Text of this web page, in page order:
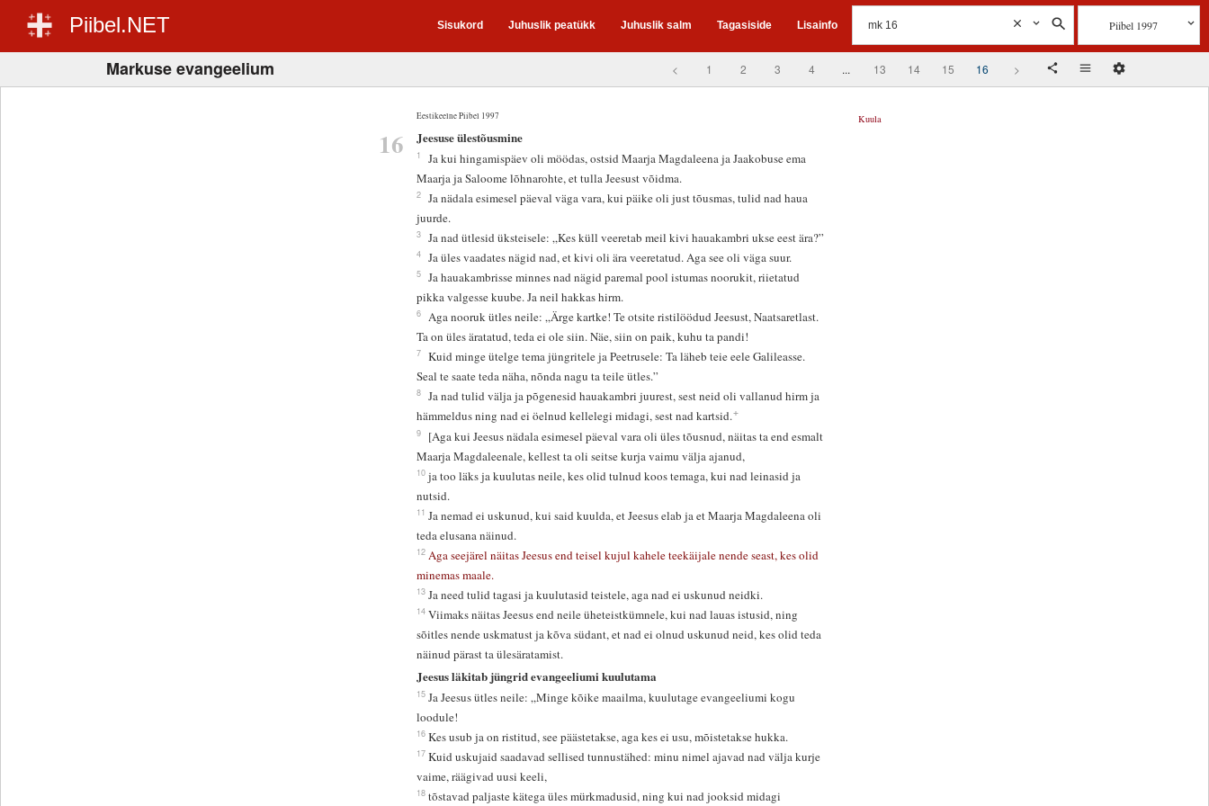
Piibel.NET Sisukord Juhuslik peatükk Juhuslik salm Tagasiside Lisainfo Piibel 1997
Markuse evangeelium < 1 2 3 4 ... 13 14 15 16 >
Eestikeelne Piibel 1997
16
Kuula
Jeesuse ülestõusmine
1
Ja kui hingamispäev oli möödas, ostsid Maarja Magdaleena ja Jaakobuse ema
Maarja ja Saloome lõhnarohte, et tulla Jeesust võidma.
2
Ja nädala esimesel päeval väga vara, kui päike oli just tõusmas, tulid nad haua
juurde.
3 Ja nad ütlesid üksteisele: „Kes küll veeretab meil kivi hauakambri ukse eest ära?”
4 Ja üles vaadates nägid nad, et kivi oli ära veeretatud. Aga see oli väga suur.
5
Ja hauakambrisse minnes nad nägid paremal pool istumas noorukit, riietatud
pikka valgesse kuube. Ja neil hakkas hirm.
6
Aga nooruk ütles neile: „Ärge kartke! Te otsite ristilöödud Jeesust, Naatsaretlast.
Ta on üles äratatud, teda ei ole siin. Näe, siin on paik, kuhu ta pandi!
7
Kuid minge ütelge tema jüngritele ja Peetrusele: Ta läheb teie eele Galileasse.
Seal te saate teda näha, nõnda nagu ta teile ütles.”
8
Ja nad tulid välja ja põgenesid hauakambri juurest, sest neid oli vallanud hirm ja
hämmeldus ning nad ei öelnud kellelegi midagi, sest nad kartsid.+
9
[Aga kui Jeesus nädala esimesel päeval vara oli üles tõusnud, näitas ta end esmalt
Maarja Magdaleenale, kellest ta oli seitse kurja vaimu välja ajanud,
10 ja too läks ja kuulutas neile, kes olid tulnud koos temaga, kui nad leinasid ja
nutsid.
11 Ja nemad ei uskunud, kui said kuulda, et Jeesus elab ja et Maarja Magdaleena oli
teda elusana näinud.
12 Aga seejärel näitas Jeesus end teisel kujul kahele teekäijale nende seast, kes olid
minemas maale.
13 Ja need tulid tagasi ja kuulutasid teistele, aga nad ei uskunud neidki.
14 Viimaks näitas Jeesus end neile üheteistkümnele, kui nad lauas istusid, ning
sõitles nende uskmatust ja kõva südant, et nad ei olnud uskunud neid, kes olid teda
näinud pärast ta ülesäratamist.
Jeesus läkitab jüngrid evangeeliumi kuulutama
15 Ja Jeesus ütles neile: „Minge kõike maailma, kuulutage evangeeliumi kogu
loodule!
16 Kes usub ja on ristitud, see päästetakse, aga kes ei usu, mõistetakse hukka.
17 Kuid uskujaid saadavad sellised tunnustähed: minu nimel ajavad nad välja kurje
vaime, räägivad uusi keeli,
18 tõstavad paljaste kätega üles mürkmadusid, ning kui nad jooksid midagi